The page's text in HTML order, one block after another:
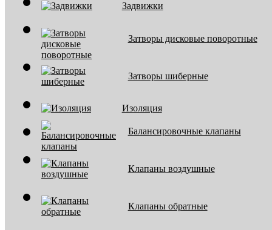
Задвижки
Затворы дисковые поворотные
Затворы шиберные
Изоляция
Балансировочные клапаны
Клапаны воздушные
Клапаны обратные